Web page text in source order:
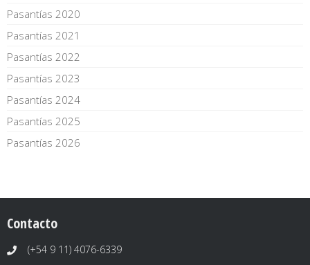
Pasantías 2020
Pasantías 2021
Pasantías 2022
Pasantías 2023
Pasantías 2024
Pasantías 2025
Pasantías 2026
Contacto
(+54 9 11) 4076-6339